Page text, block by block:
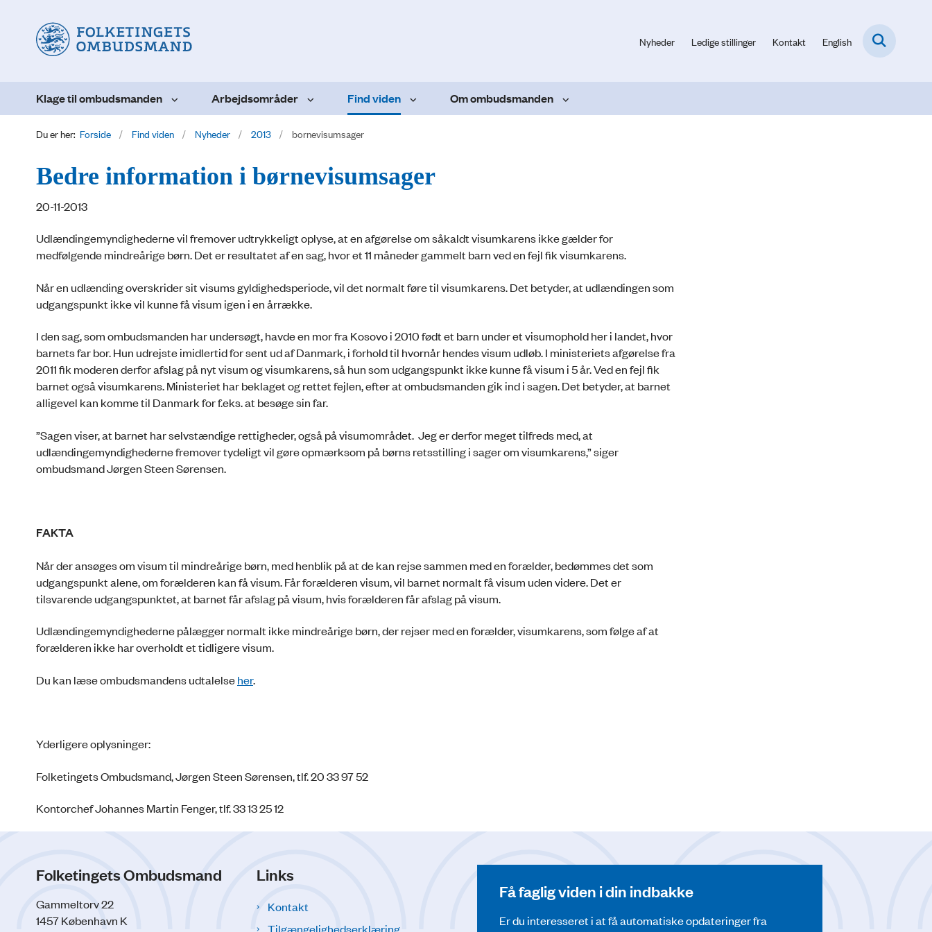
Nyheder Ledige stillinger Kontakt English
Klage til ombudsmanden Arbejdsområder Find viden Om ombudsmanden
Du er her: Forside Find viden Nyheder 2013 bornevisumsager
Bedre information i børnevisumsager
20-11-2013
Udlændingemyndighederne vil fremover udtrykkeligt oplyse, at en afgørelse om såkaldt visumkarens ikke gælder for
medfølgende mindreårige børn. Det er resultatet af en sag, hvor et 11 måneder gammelt barn ved en fejl fik visum­karens.
Når en udlænding overskrider sit visums gyldighedsperiode, vil det normalt føre til visumkarens. Det betyder, at udlændingen som
udgangspunkt ikke vil kunne få visum igen i en årrække.
I den sag, som ombudsmanden har undersøgt, havde en mor fra Kosovo i 2010 født et barn under et visumophold her i landet, hvor
barnets far bor. Hun udrejste imidlertid for sent ud af Danmark, i forhold til hvornår hendes visum udløb. I ministeriets afgørelse fra
2011 fik moderen derfor afslag på nyt visum og visumkarens, så hun som udgangspunkt ikke kunne få visum i 5 år. Ved en fejl fik
barnet også visumkarens. Ministeriet har beklaget og rettet fejlen, efter at ombudsmanden gik ind i sagen. Det betyder, at barnet
alligevel kan komme til Danmark for f.eks. at besøge sin far.
”Sagen viser, at barnet har selvstændige rettigheder, også på visumområdet. Jeg er derfor meget tilfreds med, at
udlændingemyndighederne fremover tyde­­­ligt vil gøre opmærksom på børns retsstilling i sager om visumkarens,” siger
ombudsmand Jørgen Steen Sørensen.
FAKTA
Når der ansøges om visum til mindreårige børn, med henblik på at de kan rejse sammen med en forælder, bedømmes det som
udgangspunkt alene, om forælderen kan få visum. Får forælderen visum, vil barnet normalt få visum uden videre. Det er
tilsvarende udgangspunktet, at barnet får afslag på visum, hvis forælderen får afslag på visum.
Udlændingemyndighederne pålægger normalt ikke mindreårige børn, der rejser med en forælder, visumkarens, som følge af at
forælderen ikke har overholdt et tidligere visum.
Du kan læse ombudsmandens udtalelseher.
Yderligere oplysninger:
Folketingets Ombudsmand, Jørgen Steen Sørensen, tlf. 20 33 97 52
Kontorchef Johannes Martin Fenger, tlf. 33 13 25 12
Folketingets Ombudsmand
Gammeltorv 22
1457 København K
Links
Kontakt
Tilgængelighedserklæring
Få faglig viden i din indbakke
Er du interesseret i at få automatiske opdateringer fra